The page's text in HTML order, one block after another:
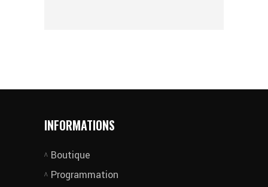
INFORMATIONS
Boutique
Programmation